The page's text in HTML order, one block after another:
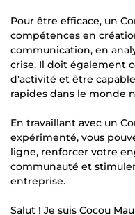
Pour être efficace, un
compétences en
communication, en
crise. Il doit également
d'activité et être
rapides dans le monde
En travaillant avec un
expérimenté, vous
ligne, renforcer votre
communauté et
entreprise.
Salut ! Je suis Cocou